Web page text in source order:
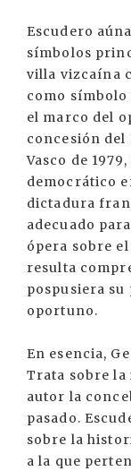
Escudero
símbolos
villa vizcaína
como símbolo
el marco del
concesión del
Vasco de
democrático
dictadura
adecuado
ópera sobre
resulta
pospusiera su
oportuno.
En esencia,
Trata sobre la
autor la
pasado.
sobre la
a la que